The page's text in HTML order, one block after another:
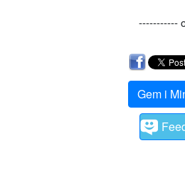
-----------
Gem i